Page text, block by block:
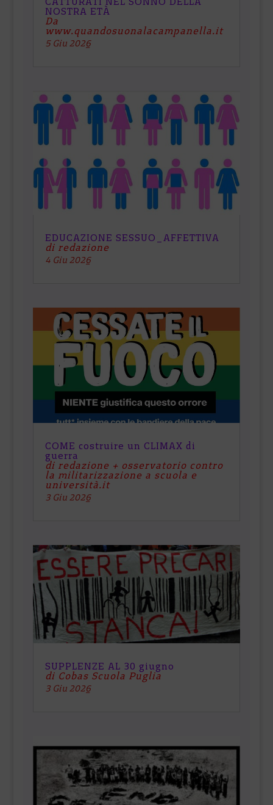
NOSTRA ETÀ
Da
www.quandosuonalacampanella.it
5 Giu 2026
EDUCAZIONE SESSUO_AFFETTIVA
di redazione
4 Giu 2026
COME costruire un CLIMAX di
guerra
di redazione + osservatorio contro
la militarizzazione a scuola e
università.it
3 Giu 2026
SUPPLENZE AL 30 giugno
di Cobas Scuola Puglia
3 Giu 2026